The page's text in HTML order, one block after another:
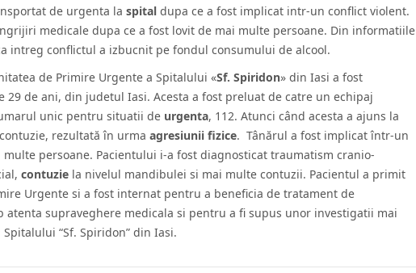
de urgenta la spital dupa ce a fost implicat intr-un conflict violent.
medicale dupa ce a fost lovit de mai multe persoane. Din informatiile
intreg conflictul a izbucnit pe fondul consumului de alcool.
de Primire Urgente a Spitalului «Sf. Spiridon» din Iasi a fost
de ani, din judetul Iasi. Acesta a fost preluat de catre un echipaj
unic pentru situatii de urgenta, 112. Atunci când acesta a ajuns la
rezultată în urma agresiunii fizice. Tânărul a fost implicat într-un
persoane. Pacientului i-a fost diagnosticat traumatism cranio-
contuzie la nivelul mandibulei si mai multe contuzii. Pacientul a primit
Urgente si a fost internat pentru a beneficia de tratament de
supraveghere medicala si pentru a fi supus unor investigatii mai
“Sf. Spiridon” din Iasi.